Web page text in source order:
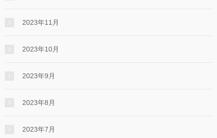
2023年11月
2023年10月
2023年9月
2023年8月
2023年7月